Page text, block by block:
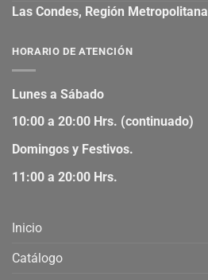
Las Condes, Región Metropolitana
HORARIO DE ATENCIÓN
Lunes a Sábado
10:00 a 20:00 Hrs. (continuado)
Domingos y Festivos.
11:00 a 20:00 Hrs.
Inicio
Catálogo